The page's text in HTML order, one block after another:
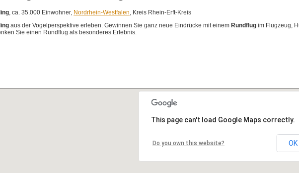
, ca. 35.000 Einwohner, Nordrhein-Westfalen, Kreis Rhein-Erft-Kreis
aus der Vogelperspektive erleben. Gewinnen Sie ganz neue Eindrücke mit einem Rundflug im Flugzeug,
Sie einen Rundflug als besonderes Erlebnis.
This page can't load Google Maps correctly.
Do you own this website? OK